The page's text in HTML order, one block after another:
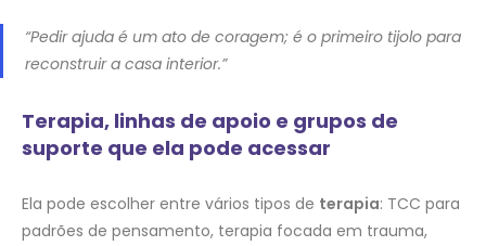
“Pedir ajuda é um ato de coragem; é o primeiro tijolo para
reconstruir a casa interior.”
Terapia, linhas de apoio e grupos de
suporte que ela pode acessar
Ela pode escolher entre vários tipos de terapia: TCC para
padrões de pensamento, terapia focada em trauma,